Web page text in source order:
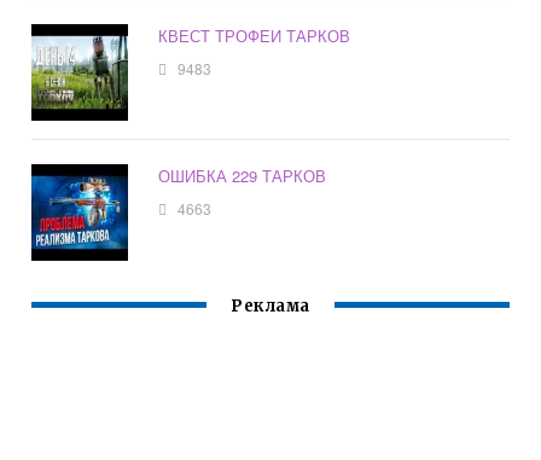
КВЕСТ ТРОФЕИ ТАРКОВ
9483
ОШИБКА 229 ТАРКОВ
4663
Реклама